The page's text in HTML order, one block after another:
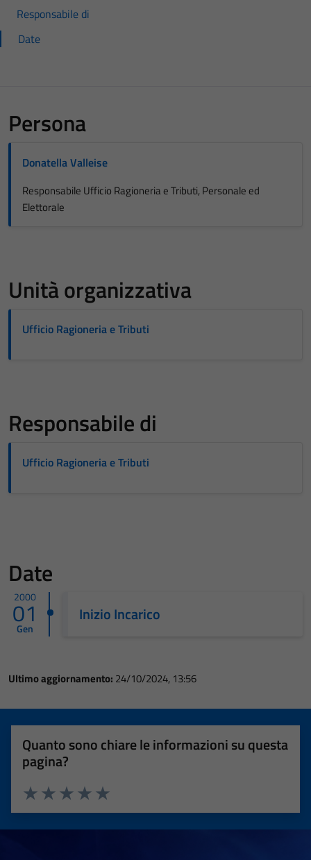
Responsabile di
Date
Persona
Donatella Valleise
Responsabile Ufficio Ragioneria e Tributi, Personale ed
Elettorale
Unità organizzativa
Ufficio Ragioneria e Tributi
Responsabile di
Ufficio Ragioneria e Tributi
Date
2000
01
Gen
Inizio Incarico
Ultimo aggiornamento: 24/10/2024, 13:56
Quanto sono chiare le informazioni su questa
pagina?
Valuta 5 stelle su 5
Valuta 4 stelle su 5
Valuta 3 stelle su 5
Valuta 2 stelle su 5
Valuta 1 stelle su 5